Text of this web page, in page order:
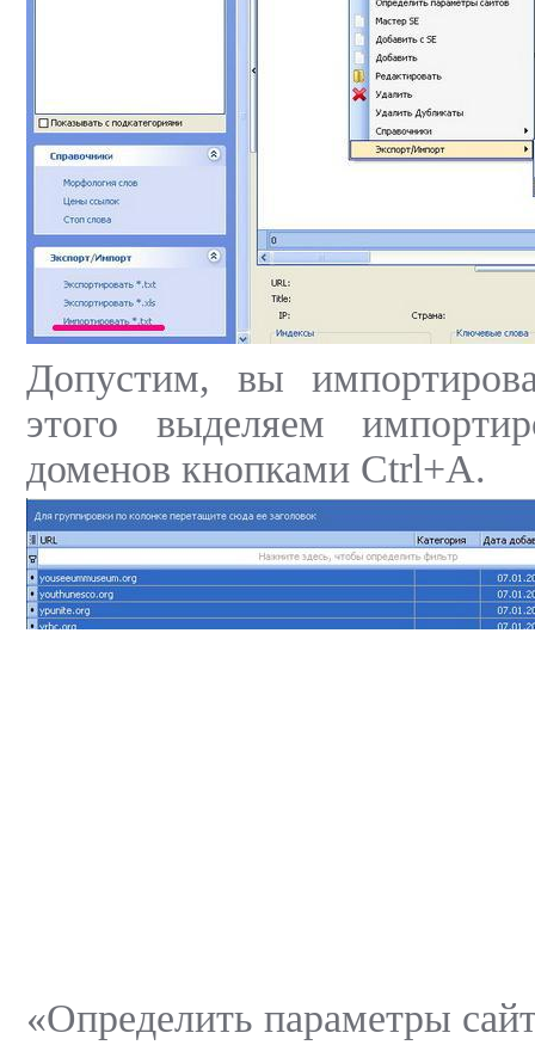
Допустим, вы
этого выделяем
доменов кнопками Ctrl+A.
«Определить параметры